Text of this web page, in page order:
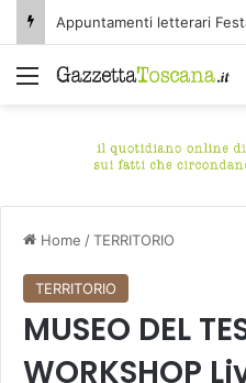
Menu
Home /TERRITORIO
TERRITORIO
MUSEO DEL
WORKSHOP